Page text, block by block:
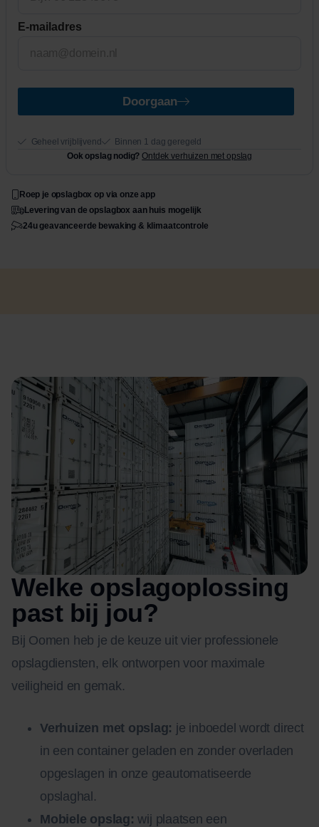
E-mailadres
Doorgaan
Geheel vrijblijvend
Binnen 1 dag geregeld
Ook opslag nodig? Ontdek verhuizen met opslag
Roep je opslagbox op via onze app
Levering van de opslagbox aan huis mogelijk
24u geavanceerde bewaking & klimaatcontrole
Welke opslagoplossing
past bij jou?
Bij Oomen heb je de keuze uit vier professionele
opslagdiensten, elk ontworpen voor maximale
veiligheid en gemak.
Verhuizen met opslag: je inboedel wordt direct
in een container geladen en zonder overladen
opgeslagen in onze geautomatiseerde
opslaghal.
Mobiele opslag: wij plaatsen een